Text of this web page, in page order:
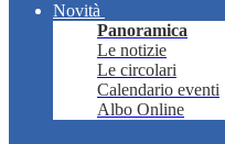
Novità
Panoramica
Le notizie
Le circolari
Calendario eventi
Albo Online